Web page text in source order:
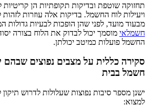
תחזוקה שוטפת ובדיקות תקופתיות הן
ויעילות לוח החשמל. בדיקות אלה עוזרות לזהות
מבעוד מועד, לפני שהן הופכות לבעיות גדולות
חשמלאי מוסמך יכול לבדוק את הלוח בצורה
החשמל פועלות כמיטב יכולתן.
סקירה כללית על מצבים נפוצים שבהם
חשמל בבית
ישנן מספר סיבות נפוצות שעלולות לדרוש תיקון
למצוא: